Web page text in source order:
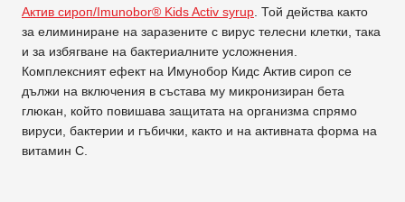
Актив сироп/Imunobor® Kids Activ syrup . Той действа както
за елиминиране на заразените с вирус телесни клетки, така
и за избягване на бактериалните усложнения.
Комплексният ефект на Имунобор Кидс Актив сироп се
дължи на включения в състава му микронизиран бета
глюкан, който повишава защитата на организма спрямо
вируси, бактерии и гъбички, както и на активната форма на
витамин С.